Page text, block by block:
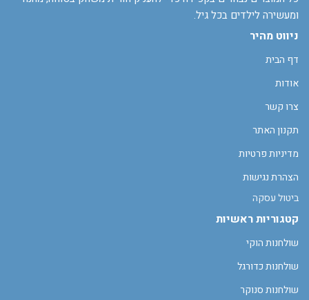
ומעשירה לילדים בכל גיל.
ניווט מהיר
דף הבית
אודות
צרו קשר
תקנון האתר
מדיניות פרטיות
הצהרת נגישות
ביטול עסקה
קטגוריות ראשיות
שולחנות הוקי
שולחנות כדורגל
שולחנות סנוקר